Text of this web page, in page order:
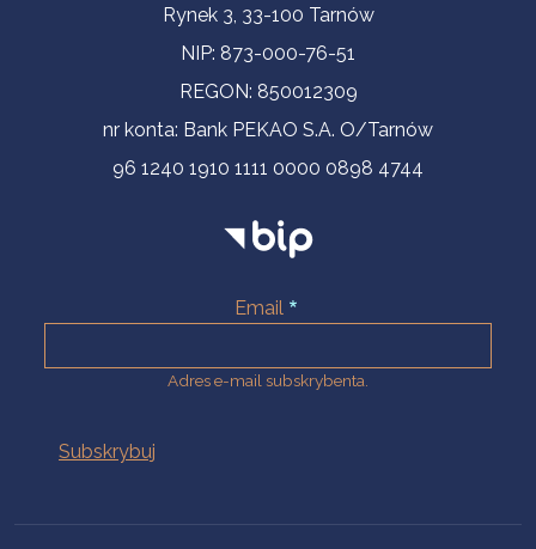
Informacje kontaktoweRynek 3, 33-100 Tarnów
NIP: 873-000-76-51
REGON: 850012309
nr konta: Bank PEKAO S.A. O/Tarnów
96 1240 1910 1111 0000 0898 4744
Email
Adres e-mail subskrybenta.